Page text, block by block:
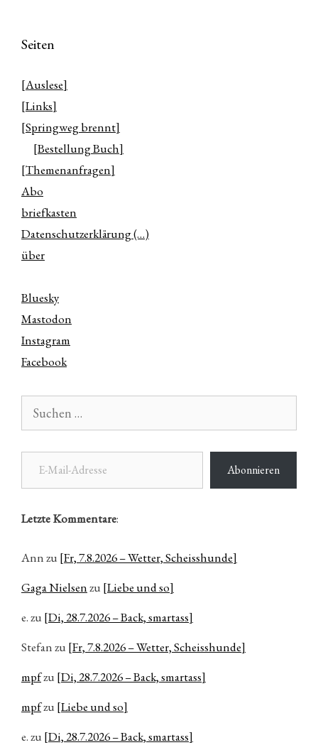
Seiten
[Auslese]
[Links]
[Springweg brennt]
[Bestellung Buch]
[Themenanfragen]
Abo
briefkasten
Datenschutzerklärung (…)
über
Bluesky
Mastodon
Instagram
Facebook
nach:
E-Mail-Adresse
Abonnieren
Letzte Kommentare:
Annzu [Fr, 7.8.2026 – Wetter, Scheisshunde]
Gaga Nielsenzu [Liebe und so]
e.zu [Di, 28.7.2026 – Back, smartass]
Stefanzu [Fr, 7.8.2026 – Wetter, Scheisshunde]
mpfzu [Di, 28.7.2026 – Back, smartass]
mpfzu [Liebe und so]
e.zu [Di, 28.7.2026 – Back, smartass]